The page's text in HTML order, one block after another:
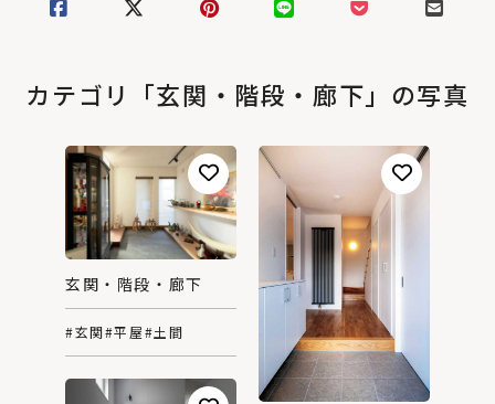
カテゴリ「玄関・階段・廊下」の写真
玄関・階段・廊下
#玄関#平屋#土間